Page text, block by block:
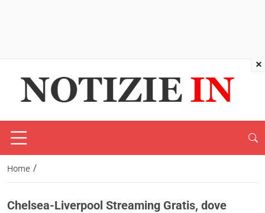
Home /
Chelsea-Liverpool Streaming Gratis, dove
×